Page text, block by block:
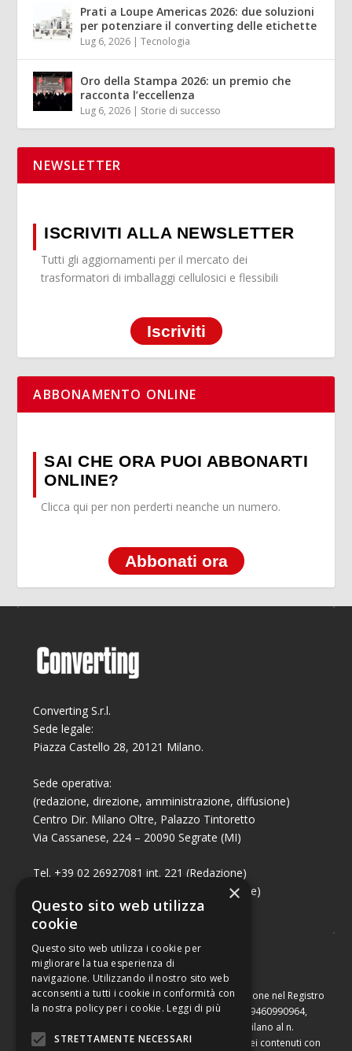
Prati a Loupe Americas 2026: due soluzioni
per potenziare il converting delle etichette
Lug 6, 2026 |Tecnologia
Oro della Stampa 2026: un premio che
racconta l’eccellenza
Lug 6, 2026 | Storie di successo
NEWSLETTER
ISCRIVITI ALLA NEWSLETTER
Tutti gli aggiornamenti per il mercato dei
trasformatori di imballaggi cellulosici e flessibili
Iscriviti
ABBONAMENTO ONLINE
SAI CHE ORA PUOI ABBONARTI
ONLINE?
Clicca qui per non perderti neanche un numero.
Abbonati ora
Converting S.r.l.
Sede legale:
Piazza Castello 28, 20121 Milano.
Sede operativa:
(redazione, direzione, amministrazione, diffusione)
Centro Dir. Milano Oltre, Palazzo Tintoretto
Via Cassanese, 224 – 20090 Segrate (MI)
Tel. +39 02 26927081 int. 221 (Redazione)
Tel. +39 02 26927081 int. 224 (Commerciale)
Fax +39 02 26951006
Capitale sociale di Euro 10.000,00 – Numero di iscrizione nel Registro
delle Imprese di Milano, partita Iva e codice fiscale 09460990964,
iscritta al Repertorio Economico Amministrativo di Milano al n.
2091710. È vietata la riproduzione, anche parziale, dei contenuti con
×
Questo sito web utilizza
cookie
Questo sito web utilizza i cookie per
migliorare la tua esperienza di
navigazione. Utilizzando il nostro sito web
acconsenti a tutti i cookie in conformità con
la nostra policy per i cookie. Leggi di più
STRETTAMENTE NECESSARI